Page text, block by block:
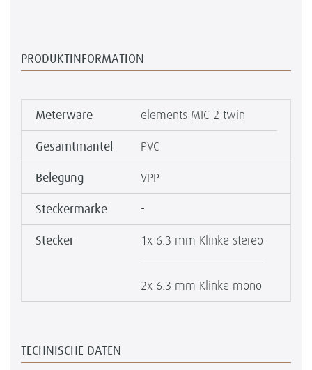
PRODUKTINFORMATION
Meterware elements MIC 2 twin
Gesamtmantel PVC
Belegung VPP
Steckermarke -
Stecker 1x 6.3 mm Klinke stereo
2x 6.3 mm Klinke mono
TECHNISCHE DATEN